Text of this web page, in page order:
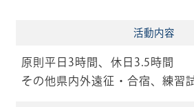
活動内容
原則平日3時間、休日3.5時間
その他県内外遠征・合宿、練習